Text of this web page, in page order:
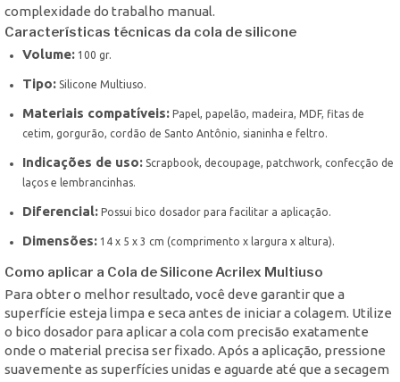
complexidade do trabalho manual.
Características técnicas da cola de silicone
Volume: 100 gr.
Tipo: Silicone Multiuso.
Materiais compatíveis: Papel, papelão, madeira, MDF, fitas de
cetim, gorgurão, cordão de Santo Antônio, sianinha e feltro.
Indicações de uso: Scrapbook, decoupage, patchwork, confecção de
laços e lembrancinhas.
Diferencial: Possui bico dosador para facilitar a aplicação.
Dimensões: 14 x 5 x 3 cm (comprimento x largura x altura).
Como aplicar a Cola de Silicone Acrilex Multiuso
Para obter o melhor resultado, você deve garantir que a
superfície esteja limpa e seca antes de iniciar a colagem. Utilize
o bico dosador para aplicar a cola com precisão exatamente
onde o material precisa ser fixado. Após a aplicação, pressione
suavemente as superfícies unidas e aguarde até que a secagem